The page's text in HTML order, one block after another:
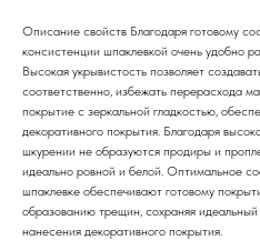
Описание свойств Благодаря готовому
консистенции шпаклевкой очень удобно
Высокая укрывистость позволяет
соответственно, избежать перерасхода
покрытие с зеркальной гладкостью,
декоративного покрытия. Благодаря
шкурении не образуются продиры и
идеально ровной и белой. Оптимальное
шпаклевке обеспечивают готовому
образованию трещин, сохраняя
нанесения декоративного покрытия.